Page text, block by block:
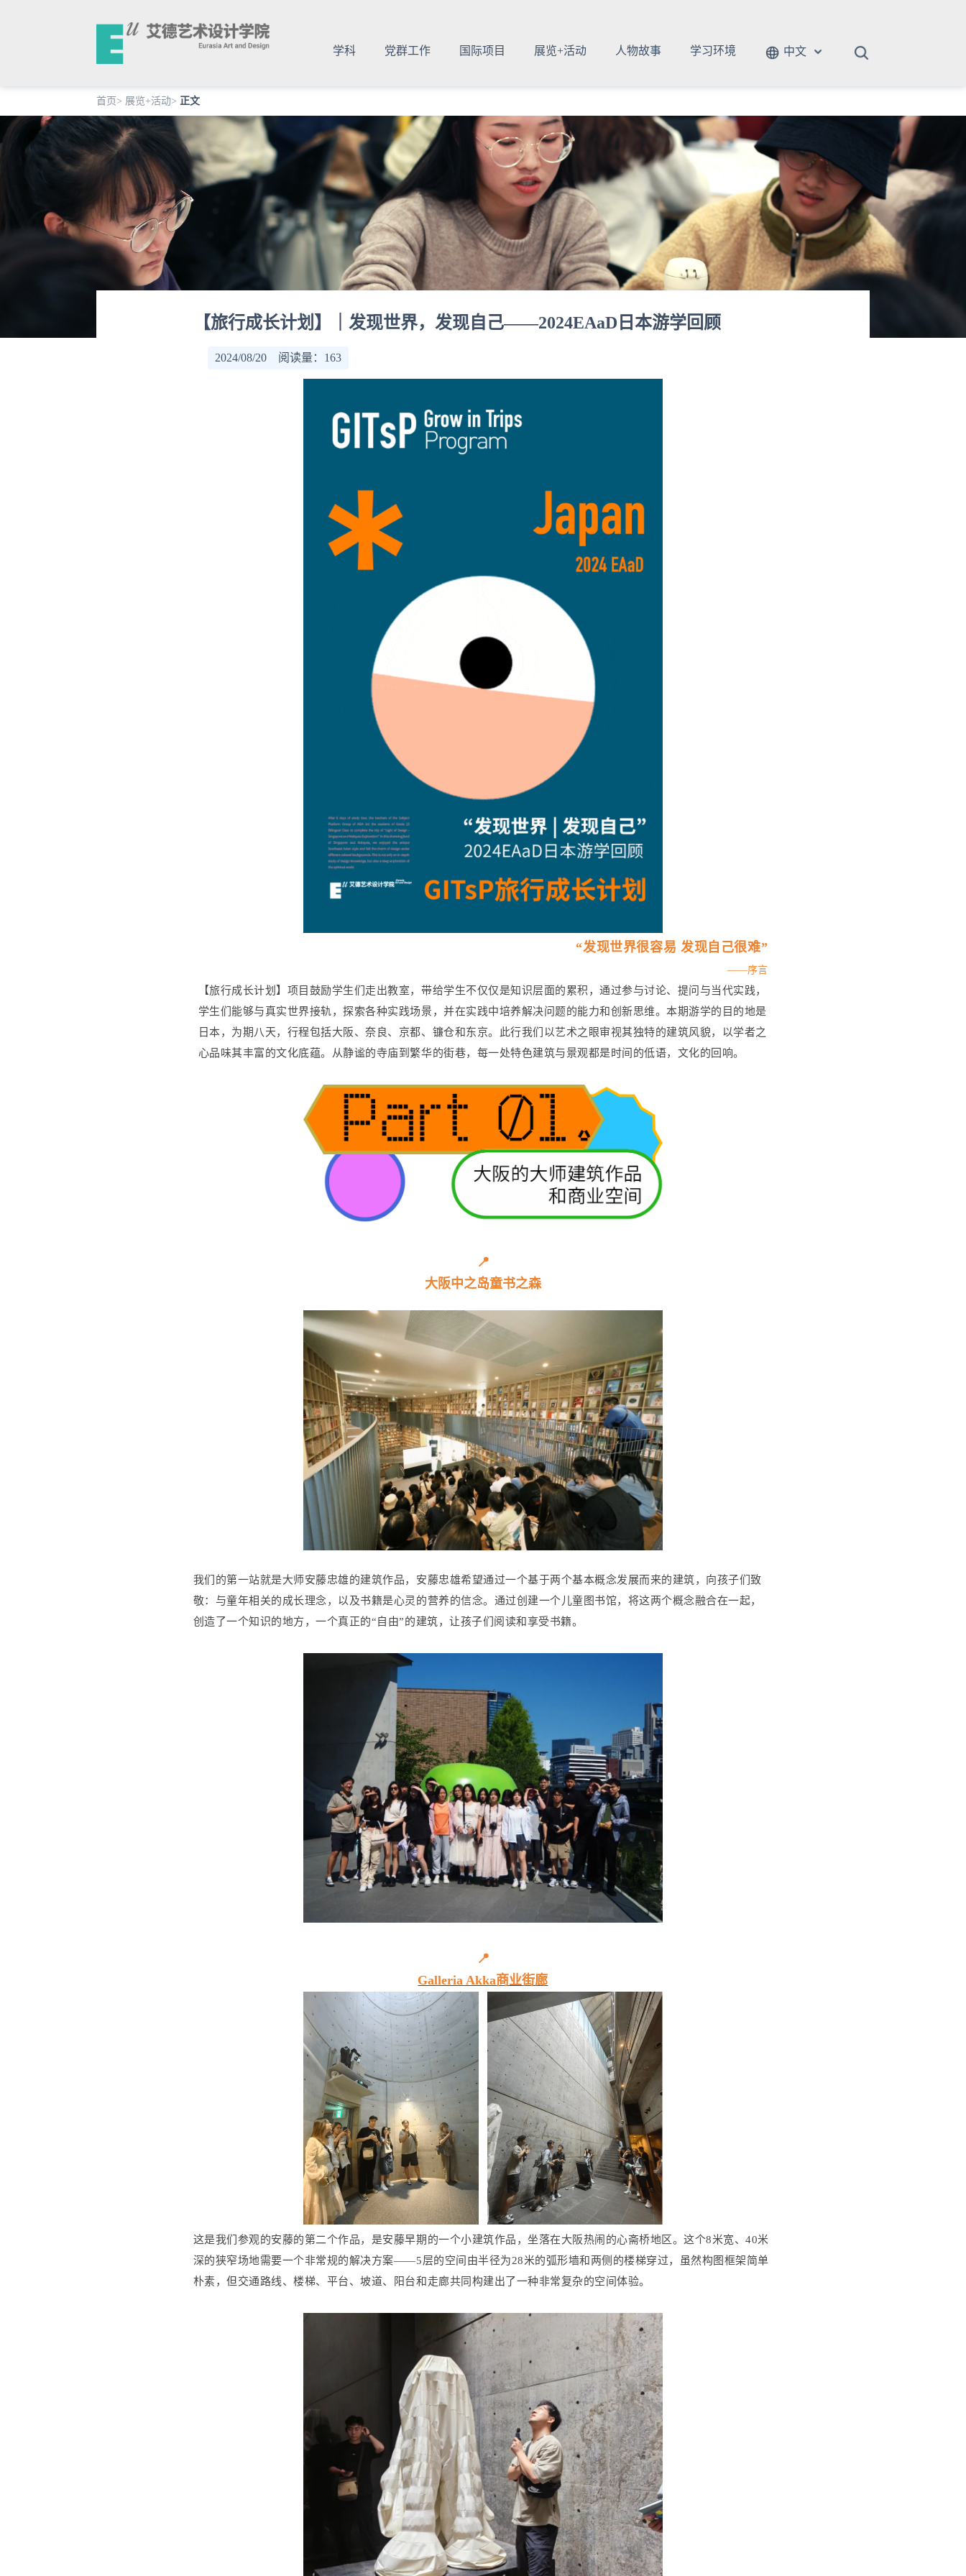
学科 党群工作 国际项目 展览+活动 人物故事 学习环境 中文
首页> 展览+活动>正文
【旅行成长计划】｜发现世界，发现自己——2024EAaD日本游学回顾
2024/08/20 阅读量： 163
“发现世界很容易 发现自己很难”
——序言
【旅行成长计划】项目鼓励学生们走出教室，带给学生不仅仅是知识层面的累积，通过参与讨论、提问与当代实践，
学生们能够与真实世界接轨，探索各种实践场景，并在实践中培养解决问题的能力和创新思维。本期游学的目的地是
日本，为期八天，行程包括大阪、奈良、京都、镰仓和东京。此行我们以艺术之眼审视其独特的建筑风貌，以学者之
心品味其丰富的文化底蕴。从静谧的寺庙到繁华的街巷，每一处特色建筑与景观都是时间的低语，文化的回响。
📍
大阪中之岛童书之森
我们的第一站就是大师安藤忠雄的建筑作品，安藤忠雄希望通过一个基于两个基本概念发展而来的建筑，向孩子们致
敬：与童年相关的成长理念，以及书籍是心灵的营养的信念。通过创建一个儿童图书馆，将这两个概念融合在一起，
创造了一个知识的地方，一个真正的“自由”的建筑，让孩子们阅读和享受书籍。
📍
Galleria Akka商业街廊
这是我们参观的安藤的第二个作品，是安藤早期的一个小建筑作品，坐落在大阪热闹的心斋桥地区。这个8米宽、40米
深的狭窄场地需要一个非常规的解决方案——5层的空间由半径为28米的弧形墙和两侧的楼梯穿过，虽然构图框架简单
朴素，但交通路线、楼梯、平台、坡道、阳台和走廊共同构建出了一种非常复杂的空间体验。